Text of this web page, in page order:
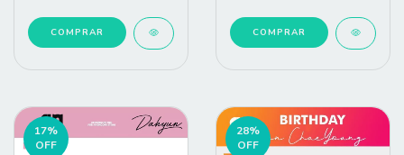
COMPRAR COMPRAR
17%
OFF
28%
OFF